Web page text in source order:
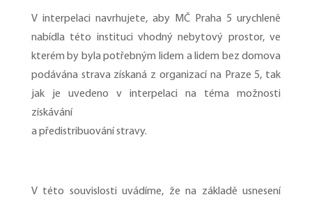
V interpelaci navrhujete, aby MČ Praha 5 urychleně
nabídla této instituci vhodný nebytový prostor, ve
kterém by byla potřebným lidem a lidem bez domova
podávána strava získaná z organizací na Praze 5, tak
jak je uvedeno v interpelaci na téma možnosti
získávání
a předistribuování stravy.
V této souvislosti uvádíme, že na základě usnesení